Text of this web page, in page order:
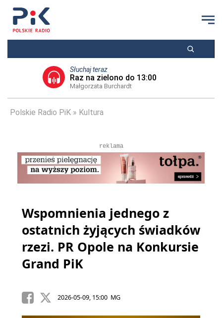
Słuchaj teraz
Raz na zielono do 13:00
Małgorzata Burchardt
Polskie Radio PiK Kultura
reklama
Wspomnienia jednego z
ostatnich żyjących świadków
rzezi. PR Opole na Konkursie
Grand PiK
2026-05-09, 15:00 MG